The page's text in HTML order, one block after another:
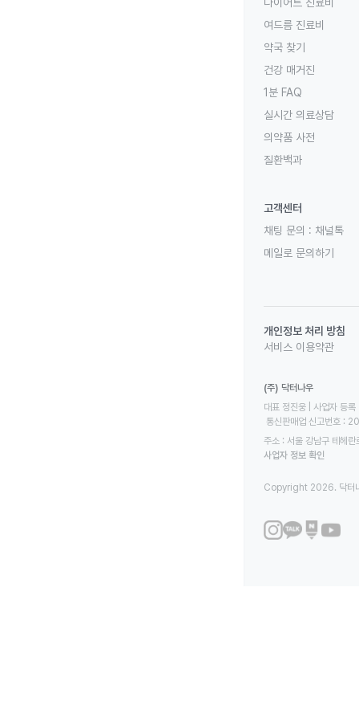
다이어트 진료비
여드름 진료비
약국 찾기
건강 매거진
1분 FAQ
실시간 의료상담
의약품 사전
질환백과
고객센터
채팅 문의 : 채널톡
메일로 문의하기
개인정보 처리 방침
서비스 이용약관
(주) 닥터나우
대표 정진웅 | 사업자
통신판매업 신고번호
주소 : 서울 강남구 테헤
사업자 정보 확인
Copyright 2026. 닥터